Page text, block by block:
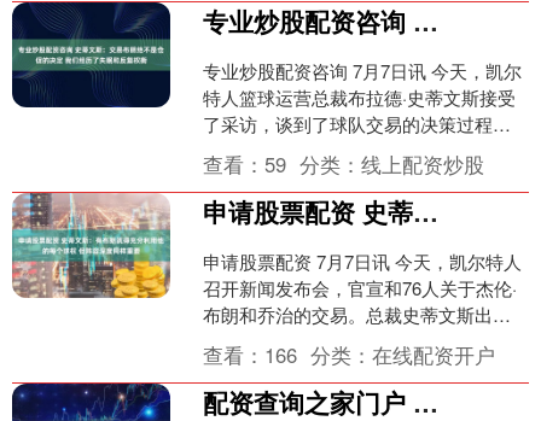
专业炒股配资咨询 史蒂文斯：交易布朗绝不是仓促的决定 我们经历了失眠和反复权衡
专业炒股配资咨询 7月7日讯 今天，凯尔
特人篮球运营总裁布拉德·史蒂文斯接受
了采访，谈到了球队交易的决策过程。
记者：“布拉德，你什么时候决定得出这
个结论，是时....
查看： 59 分类：线上配资炒股
申请股票配资 史蒂文斯：有布朗就得充分利用他的每个球权 但阵容深度同样重要
申请股票配资 7月7日讯 今天，凯尔特人
召开新闻发布会，官宣和76人关于杰伦·
布朗和乔治的交易。总裁史蒂文斯出席
了新闻发布会。 谈到交易，他说：“当赛
季结束的时....
查看： 166 分类：在线配资开户
配资查询之家门户 轨道被“晒伤”，德国莱比锡有轨电车停运